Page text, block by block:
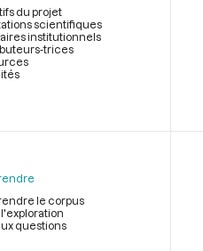
du projet
scientifiques
institutionnels
trices
le corpus
questions